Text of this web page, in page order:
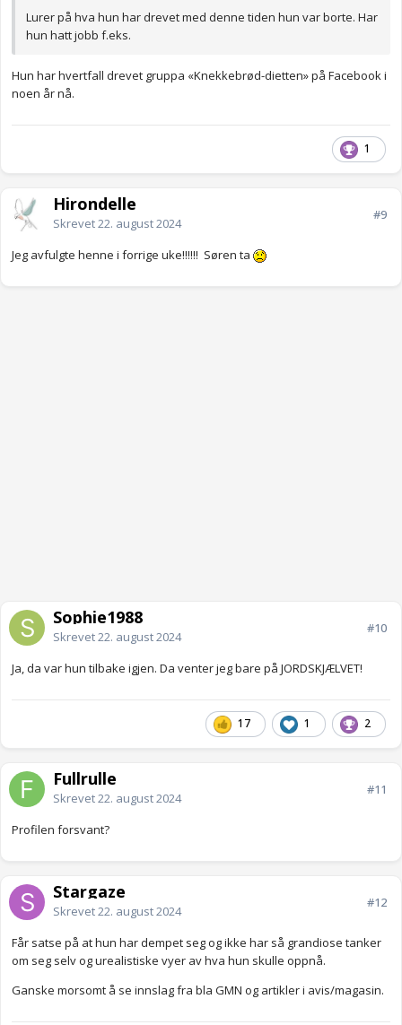
Lurer på hva hun har drevet med denne tiden hun var borte. Har
hun hatt jobb f.eks.
Hun har hvertfall drevet gruppa «Knekkebrød-dietten» på Facebook i
noen år nå.
1
Hirondelle
Skrevet22. august 2024
#9
Jeg avfulgte henne i forrige uke!!!!!! Søren ta
Sophie1988
Skrevet22. august 2024
#10
Ja, da var hun tilbake igjen. Da venter jeg bare på JORDSKJÆLVET!
17 1 2
Fullrulle
Skrevet22. august 2024
#11
Profilen forsvant?
Stargaze
Skrevet22. august 2024
#12
Får satse på at hun har dempet seg og ikke har så grandiose tanker
om seg selv og urealistiske vyer av hva hun skulle oppnå.
Ganske morsomt å se innslag fra bla GMN og artikler i avis/magasin.